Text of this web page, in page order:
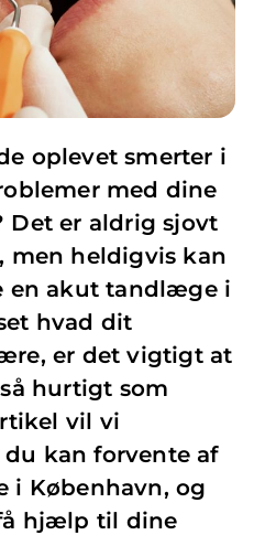
oplevet smerter i
med dine
er aldrig sjovt
men heldigvis kan
en akut tandlæge i
hvad dit
er det vigtigt at
hurtigt som
vil vi
kan forvente af
i København, og
hjælp til dine